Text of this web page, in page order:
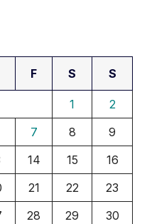
F S S
1
2
7 8
9
14 15
16
21 22
23
28 29
30